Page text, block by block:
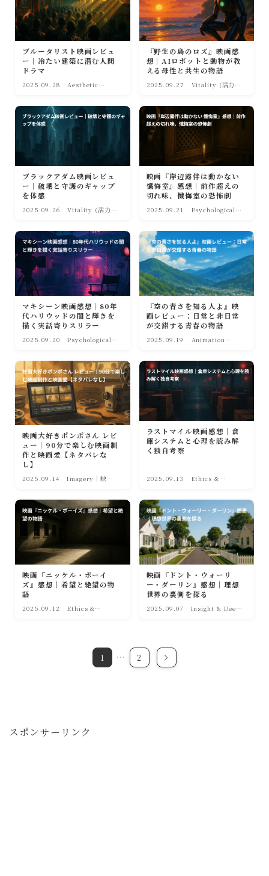
ブルータリスト映画レビュ
ー｜冷たい建築に潜む人間
ドラマ
2025.09.28
Aesthetic
美・幻想)
『野生の島のロズ』映画感
想｜AIロボットと動物が教
える母性と共生の物語
2025.09.27
Vitality (活力・
ブラックアダム映画レビュ
ー｜破壊と守護のギャップ
を体感
2025.09.26
Vitality (活力・
映画『岸辺露伴は動かない
懺悔室』感想｜前作超えの
切れ味、懺悔室の恐怖劇
2025.09.21
Psychological
の業)
マキシーン映画感想｜80年
代ハリウッドの闇と輝きを
描く実話寄りスリラー
2025.09.20
Psychological
の業)
『空の青さを知る人よ』映
画レビュー：日常と非日常
が交錯する青春の物語
2025.09.19
Animation
ション)
映画大好きポンポさん レビ
ュー｜90分で楽しむ映画制
作と映画愛【ネタバレな
し】
2025.09.14
Imagery｜映像
ラストマイル映画感想｜倉
庫システムと心理を読み解
く独自考察
2025.09.13
Ethics &
社会)
映画『ニッケル・ボーイ
ズ』感想｜希望と絶望の物
語
2025.09.12
Ethics &
映画『ドント・ウォーリ
ー・ダーリン』感想｜理想
世界の裏側を探る
2025.09.07
Insight & Deep
1 … 2
スポンサーリンク